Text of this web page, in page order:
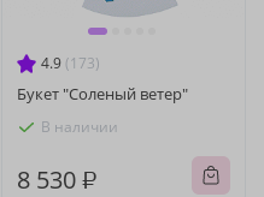
4.9 (173)
Букет "Соленый ветер"
В наличии
8 530 ₽